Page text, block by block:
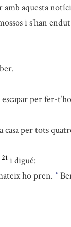
amb aquesta
i s’han
per fer-
per tots
21 i digué:
ho pren. *